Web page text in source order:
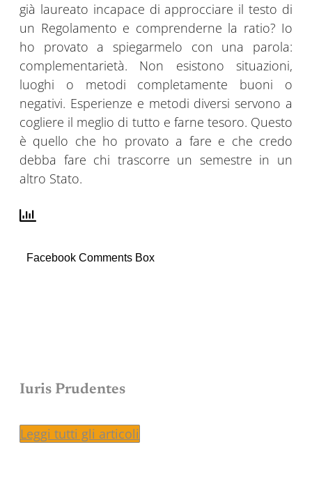
già laureato incapace di approcciare il testo di
un Regolamento e comprenderne la ratio? Io
ho provato a spiegarmelo con una parola:
complementarietà. Non esistono situazioni,
luoghi o metodi completamente buoni o
negativi. Esperienze e metodi diversi servono a
cogliere il meglio di tutto e farne tesoro. Questo
è quello che ho provato a fare e che credo
debba fare chi trascorre un semestre in un
altro Stato.
Facebook Comments Box
Iuris Prudentes
Leggi tutti gli articoli